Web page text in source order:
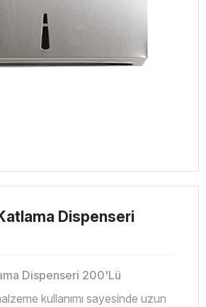
Dispenseri
Dispenseri 200'Lü
kullanımı sayesinde uzun